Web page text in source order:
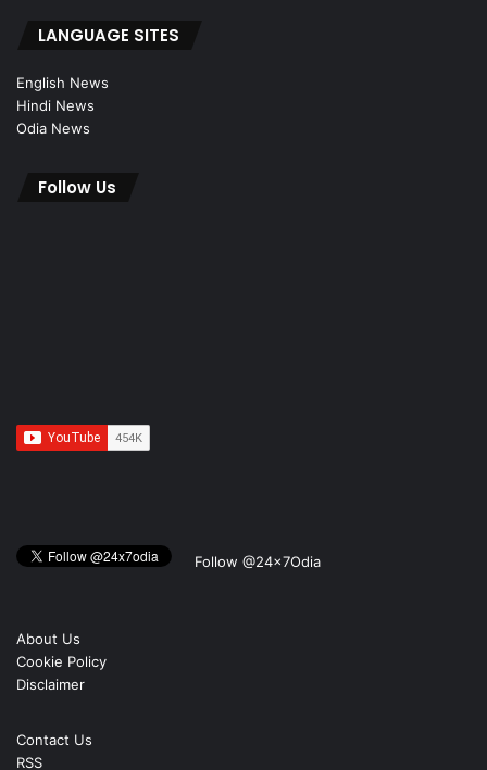
LANGUAGE SITES
English News
Hindi News
Odia News
Follow Us
Follow @24x7Odia
About Us
Cookie Policy
Disclaimer
Contact Us
RSS